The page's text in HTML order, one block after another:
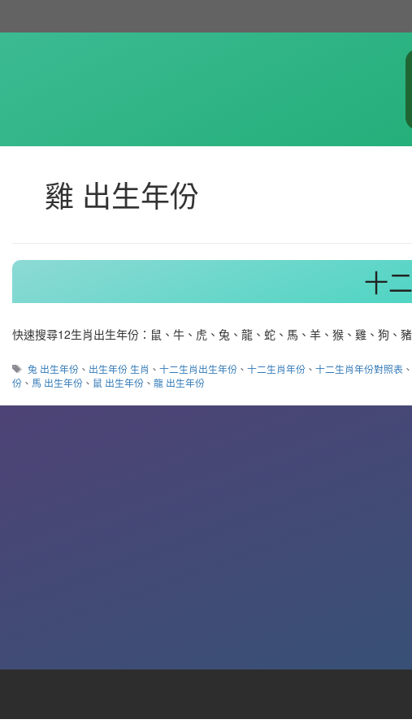
雞 出生年份
十
快速搜尋12生肖出生年份：鼠、牛、虎、兔、龍、蛇、馬、羊、猴、雞、狗、
標
籤
兔 出生年份 、 出生年份 生肖 、十二生肖出生年份 、十二生肖年份 、十二生肖年份對照表
份 、 馬 出生年份 、 鼠 出生年份 、 龍 出生年份